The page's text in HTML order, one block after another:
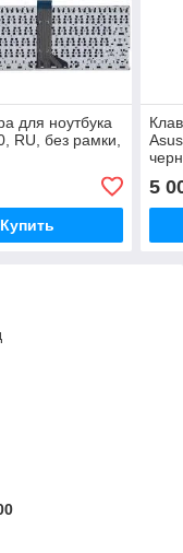
для ноутбука
RU, без рамки,
Купить
5